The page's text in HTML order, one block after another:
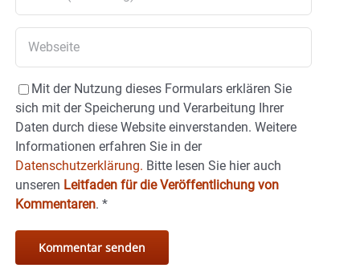
Mit der Nutzung dieses Formulars erklären Sie
sich mit der Speicherung und Verarbeitung Ihrer
Daten durch diese Website einverstanden. Weitere
Informationen erfahren Sie in der
Datenschutzerklärung. Bitte lesen Sie hier auch
unseren Leitfaden für die Veröffentlichung von
Kommentaren. *